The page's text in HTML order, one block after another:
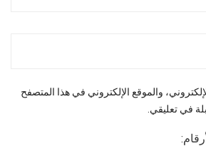
والموقع الإلكتروني في هذا المتصفح
في تعليقي.